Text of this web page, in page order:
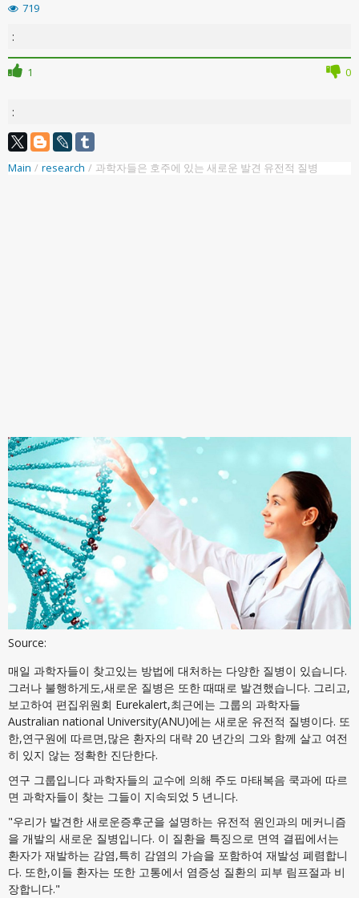
719
:
1 0
:
Main / research / 과학자들은 호주에 있는 새로운 발견 유전적 질병
Source:
매일 과학자들이 찾고있는 방법에 대처하는 다양한 질병이 있습니다.
그러나 불행하게도,새로운 질병은 또한 때때로 발견했습니다. 그리고,
보고하여 편집위원회 Eurekalert,최근에는 그룹의 과학자들
Australian national University(ANU)에는 새로운 유전적 질병이다. 또
한,연구원에 따르면,많은 환자의 대략 20 년간의 그와 함께 살고 여전
히 있지 않는 정확한 진단한다.
연구 그룹입니다 과학자들의 교수에 의해 주도 마태복음 쿡과에 따르
면 과학자들이 찾는 그들이 지속되었 5 년니다.
"우리가 발견한 새로운증후군을 설명하는 유전적 원인과의 메커니즘
을 개발의 새로운 질병입니다. 이 질환을 특징으로 면역 결핍에서는
환자가 재발하는 감염,특히 감염의 가슴을 포함하여 재발성 폐렴합니
다. 또한,이들 환자는 또한 고통에서 염증성 질환의 피부 림프절과 비
장합니다."